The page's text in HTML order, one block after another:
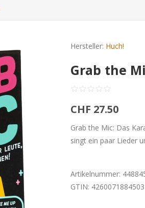
Hersteller: Huch!
Grab the
CHF 27.50
Grab the Mic: Das
singt ein paar Lieder
Artikelnummer:
GTIN: 4260071884503